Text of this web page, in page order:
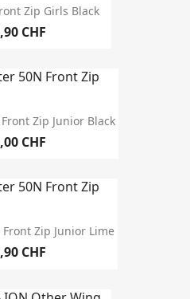
Zip Girls Black
CHF
Zip Junior Black
CHF
Zip Junior Lime
CHF